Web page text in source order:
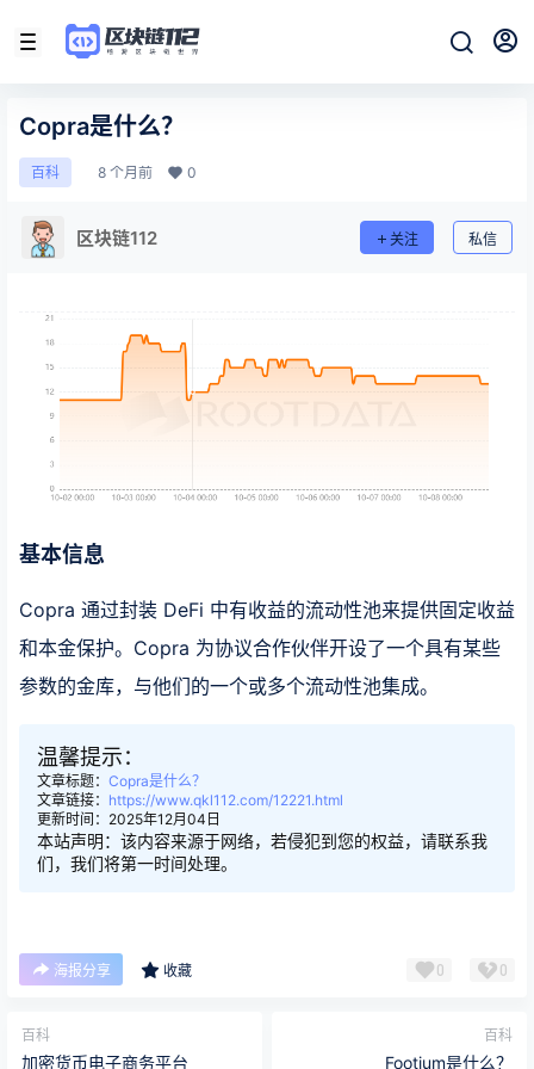
Copra是什么？
百科 8 个月前 0
区块链112 关注 私信
基本信息
Copra 通过封装 DeFi 中有收益的流动性池来提供固定收益
和本金保护。Copra 为协议合作伙伴开设了一个具有某些
参数的金库，与他们的一个或多个流动性池集成。
温馨提示：
文章标题： Copra是什么？
文章链接： https://www.qkl112.com/12221.html
更新时间：2025年12月04日
本站声明：该内容来源于网络，若侵犯到您的权益，请联系我
们，我们将第一时间处理。
海报分享 收藏 0 0
百科
加密货币电子商务平台
百科
Footium是什么？